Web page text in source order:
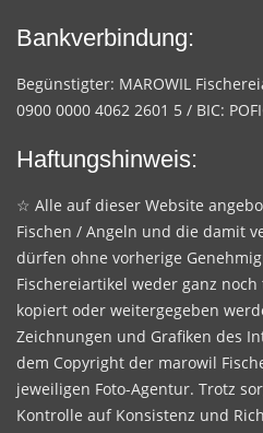
Bankverbindung:
Begünstigter: MAROWIL
0900 0000 4062 2601 5 / BIC:
Haftungshinweis:
☆ Alle auf dieser Website
Fischen / Angeln und die damit
dürfen ohne vorherige
Fischereiartikel weder ganz
kopiert oder weitergegeben
Zeichnungen und Grafiken des
dem Copyright der marowil
jeweiligen Foto-Agentur. Trotz
Kontrolle auf Konsistenz und